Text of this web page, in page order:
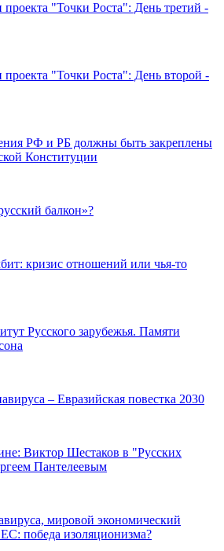
"Точки Роста": День третий -
"Точки Роста": День второй -
РФ и РБ должны быть закреплены
Конституции
балкон»?
кризис отношений или чья-то
Русского зарубежья. Памяти
– Евразийская повестка 2030
Виктор Шестаков в "Русских
Пантелеевым
мировой экономический
победа изоляционизма?